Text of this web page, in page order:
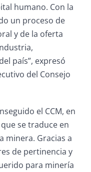
humano. Con la
un proceso de
y de la oferta
país”, expresó
del Consejo
el CCM, en
se traduce en
minera. Gracias a
de pertinencia y
para minería